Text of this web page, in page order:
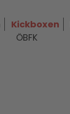
Kickboxen
ÖBFK